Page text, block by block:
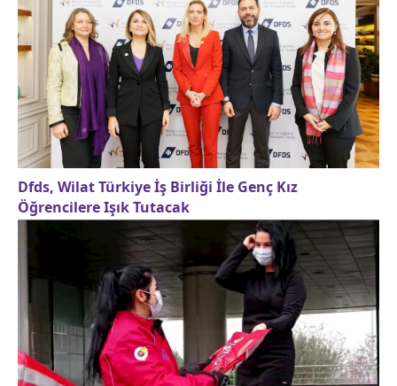
Dfds, Wilat Türkiye İş Birliği İle Genç Kız
Öğrencilere Işık Tutacak